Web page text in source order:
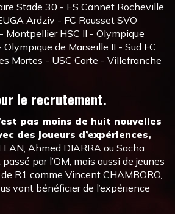
Stade 30 - ES Cannet Rocheville
Ardziv - FC Rousset SVO
Montpellier HSC II - Olympique
de Marseille II - Sud FC
Mortes - USC Corte - Villefranche
le recrutement.
pas moins de huit nouvelles
des joueurs d’expériences,
Ahmed DIARRA ou Sacha
par l’OM, mais aussi de jeunes
R1 comme Vincent CHAMBORO,
vont bénéficier de l’expérience